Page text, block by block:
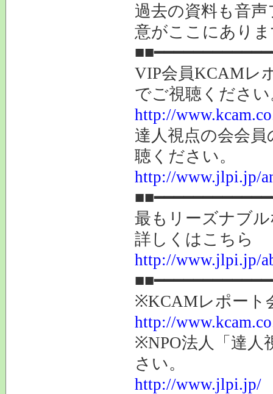
過去の資料も音
意がここにあり
VIP会員KCAMレ
でご視聴ください
http://
達人視点の会会
聴ください。
http://www.jlpi.jp/
最もリーズナブ
詳しくはこちら
http://www.jlpi.jp/
※KCAMレポート
http://
※NPO法人「達人
さい。
http://www.jlpi.jp/